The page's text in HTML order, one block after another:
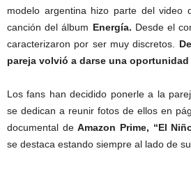
modelo argentina hizo parte del video
canción del álbum Energía. Desde el
caracterizaron por ser muy discretos.
pareja volvió a darse una oportunidad
Los fans han decidido ponerle a la
se dedican a reunir fotos de ellos en
documental deAmazon Prime, “El
se destaca estando siempre al lado de